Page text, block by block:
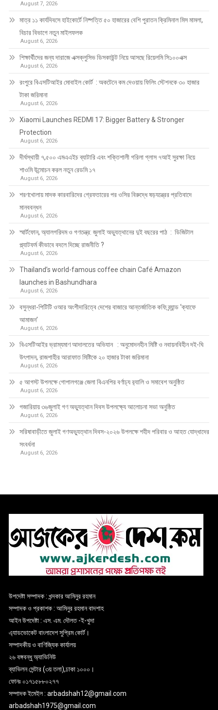
August 7, 2026
মাত্র ১১ কার্যদিবসে হাইকোর্টে নিষ্পত্তি ৫০ হাজারের বেশি পুরাতন ক্রিমিনাল মিস মামলা,
বিচার বিভাগে নতুন মাইলফলক
August 6, 2026
শিক্ষার্থীদের জন্য দারাজে এক্সক্লুসিভ ডিসকাউন্ট নিয়ে আসছে রিয়েলমি সি১০০এক্স
August 6, 2026
রংপুরে বিএসটিআইর মোবাইল কোর্ট : অকটেনে কম দেওয়ায় ফিলিং স্টেশনকে ৩০ হাজার
টাকা জরিমানা
August 6, 2026
Xiaomi Launches REDMI 17: Bigger Battery & Stronger
Protection
August 6, 2026
দীর্ঘস্থায়ী ৭,৫০০ এমএএইচ ব্যাটারি এবং শক্তিশালী গরিলা গ্লাস ৭আই সুরক্ষা নিয়ে
শাওমি উন্মোচন করল নতুন রেডমি ১৭
August 6, 2026
শরণখোলায় মাদক কারবারিদের গ্রেফতারের পর ওসির বিরুদ্ধে ষড়যন্ত্রের প্রতিবাদে
মানববন্ধন
August 6, 2026
স্মার্টফোন, অ্যালগরিদম ও গণতন্ত্র: জুলাই অভ্যুত্থানের দুই বছরের পাঠ : ডিজিটাল
প্ল্যাটফর্ম কীভাবে বদলে দিচ্ছে রাজনীতি ?
August 6, 2026
Thailand’s world-famous coffee chain Café Amazon
launches in Bashundhara
August 6, 2026
বসুন্ধরা-পিটিটি ওআর অংশীদারিত্বে দেশের বাজারে আন্তর্জাতিক কফি ব্র্যান্ড ‘ক্যাফে
আমাজন’
August 6, 2026
বিএসটিআইর ভ্রাম্যমাণ আদালতের অভিযান : অনুমোদনহীন মিষ্টি ও নবায়নবিহীন দই-ঘি
উৎপাদন, রাজশাহীর আরাফাত মিষ্টিকে ২০ হাজার টাকা জরিমানা
August 6, 2026
৫ আগস্ট উপলক্ষে গোপালগঞ্জে জেলা বিএনপির বর্ণাঢ্য র‍্যালি ও সমাবেশ অনুষ্ঠিত
August 6, 2026
গজারিয়ায় ৩৬জুলাই গণ অভ্যুত্থান দিবস উপলক্ষ্যে আলোচনা সভা অনুষ্ঠিত
August 6, 2026
সরিষাবাড়ীতে জুলাই গণঅভ্যুত্থান দিবস-২০২৬ উপলক্ষে শহীদ পরিবার ও আহত যোদ্ধাদের
সংবর্ধনা
August 6, 2026
উপদেষ্টা সম্পাদক : খন্দকার আমিনুর রহমান
সম্পাদক ও প্রকাশক : আমিনুর রহমান বাদশাহ
আইন উপদেষ্টা : এস. এম. দৌলত -ই-খুদা
এ্যাডভোকেট বাংলাদেশ সুপ্রিম কোর্ট।
সম্পাদকীয় ও বাণিজ্যিক কার্যালয়
২৬ বঙ্গবন্ধু অ্যাভিনিউ
ব্যাভিলন সেন্টার (৩য় তলা),ঢাকা ১০০০।
ফোনঃ ০১৭১৫৮৮০২৭৭
সম্পাদক ইমেইল : arbadshah12@gmail.com
arbadshah1975@gmail.com